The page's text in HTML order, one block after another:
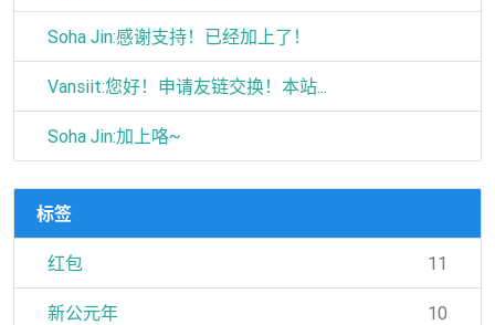
Soha Jin:感谢支持！已经加上了！
Vansiit:您好！申请友链交换！本站...
Soha Jin:加上咯~
标签
红包 11
新公元年 10